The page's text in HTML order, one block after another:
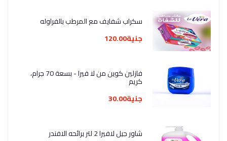
سكراب شفايف مع المرطب بالفراوله
جنية120.00
فازلين كوين من لا فيرا - بسعة 70 جرام،
كريم
جنية30.00
شاور جيل لافيرا 2 لتر برائحه الافندر